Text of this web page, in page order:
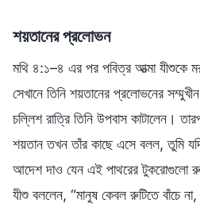
শয়তানের প্রলোভন
মথি ৪:১–৪ এর পর পবিত্র আত্মা যীশুকে
সেখানে তিনি শয়তানের প্রলোভনের
চল্লিশ রাত্রি তিনি উপবাস কাটালেন।
শয়তান তখন তাঁর কাছে এসে বলল, তুমি
আদেশ দাও যেন এই পাথরের টুকরোগুলো
যীশু বললেন, “মানুষ কেবল রুটিতে বাঁচে